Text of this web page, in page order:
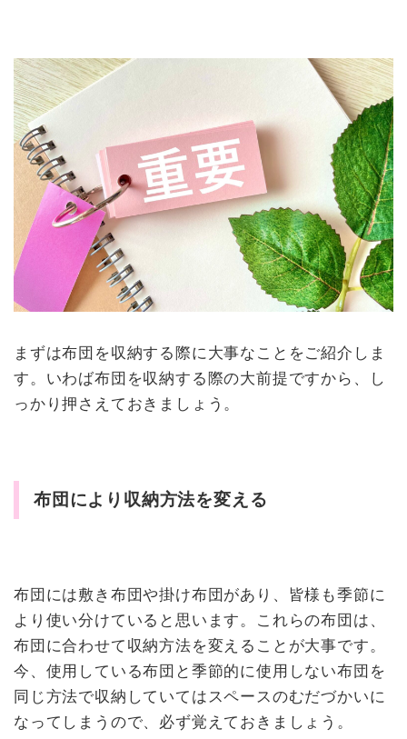
まずは布団を収納する際に大事なことをご紹介しま
す。いわば布団を収納する際の大前提ですから、し
っかり押さえておきましょう。
布団により収納方法を変える
布団には敷き布団や掛け布団があり、皆様も季節に
より使い分けていると思います。これらの布団は、
布団に合わせて収納方法を変えることが大事です。
今、使用している布団と季節的に使用しない布団を
同じ方法で収納していてはスペースのむだづかいに
なってしまうので、必ず覚えておきましょう。